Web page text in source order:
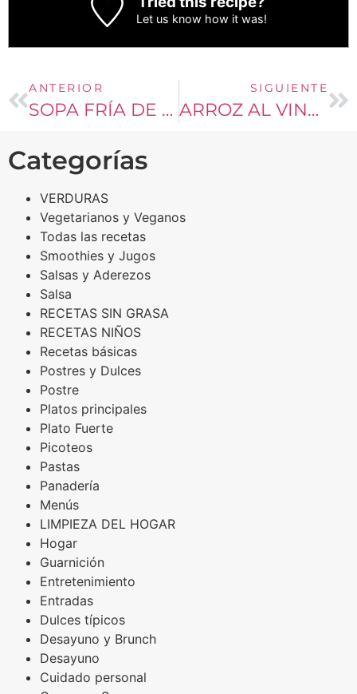
Let us know how it was!
ANTERIOR
SOPA FRÍA DE AGUACATE
SIGUIENTE
ARROZ AL VINO TINTO
Categorías
VERDURAS
Vegetarianos y Veganos
Todas las recetas
Smoothies y Jugos
Salsas y Aderezos
Salsa
RECETAS SIN GRASA
RECETAS NIÑOS
Recetas básicas
Postres y Dulces
Postre
Platos principales
Plato Fuerte
Picoteos
Pastas
Panadería
Menús
LIMPIEZA DEL HOGAR
Hogar
Guarnición
Entretenimiento
Entradas
Dulces típicos
Desayuno y Brunch
Desayuno
Cuidado personal